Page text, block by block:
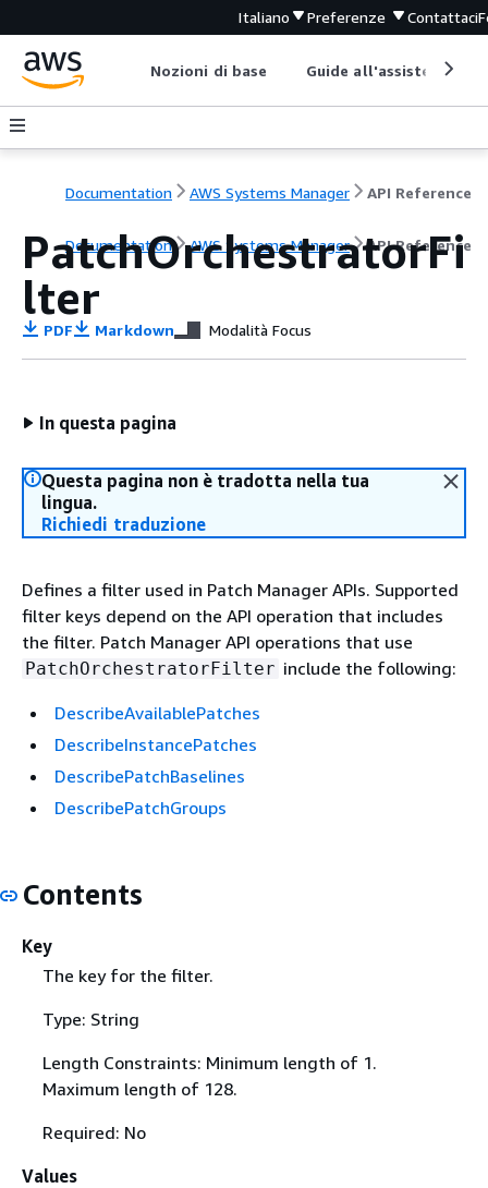
Italiano Preferenze Contattaci
Nozioni di base Guide all'assistenza
Documentation AWS Systems Manager API Reference
Documentation AWS Systems Manager API Reference
PatchOrchestratorFi
lter
PDF Markdown Modalità Focus
In questa pagina
Questa pagina non è tradotta nella tua
lingua.
Richiedi traduzione
Defines a filter used in Patch Manager APIs. Supported
filter keys depend on the API operation that includes
the filter. Patch Manager API operations that use
PatchOrchestratorFilter include the following:
DescribeAvailablePatches
DescribeInstancePatches
DescribePatchBaselines
DescribePatchGroups
Contents
Key
The key for the filter.
Type: String
Length Constraints: Minimum length of 1.
Maximum length of 128.
Required: No
Values